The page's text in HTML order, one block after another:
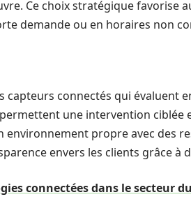
Ce choix stratégique favorise
demande ou en horaires non
connectés qui évaluent
une intervention ciblée
environnement propre avec des
envers les clients grâce à
connectées dans le secteur